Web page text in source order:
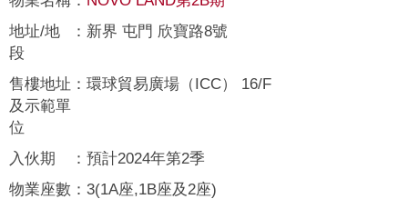
地址/地
段
： 新界 屯門 欣寶路8號
售樓地址
及示範單
位
： 環球貿易廣場（ICC） 16/F
入伙期 ： 預計2024年第2季
物業座數 ： 3(1A座,1B座及2座)